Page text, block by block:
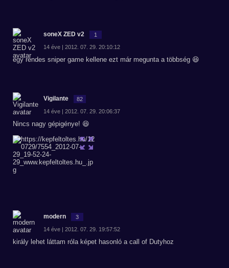
soneX ZED v2 1
14 éve | 2012. 07. 29. 20:10:12
egy rendes sniper game kellene ezt már megunta a többség 😆
Vigilante 82
14 éve | 2012. 07. 29. 20:06:37
Nincs nagy gépigénye! 😆
modern 3
14 éve | 2012. 07. 29. 19:57:52
király lehet láttam róla képet hasonló a call of Dutyhoz